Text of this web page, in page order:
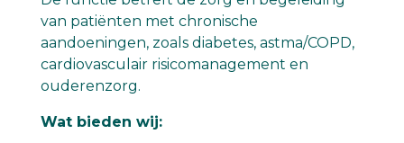
van patiënten met chronische
aandoeningen, zoals diabetes, astma/COPD,
cardiovasculair risicomanagement en
ouderenzorg.
Wat bieden wij: